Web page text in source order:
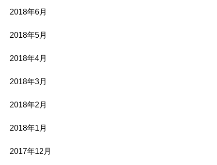
2018年6月
2018年5月
2018年4月
2018年3月
2018年2月
2018年1月
2017年12月